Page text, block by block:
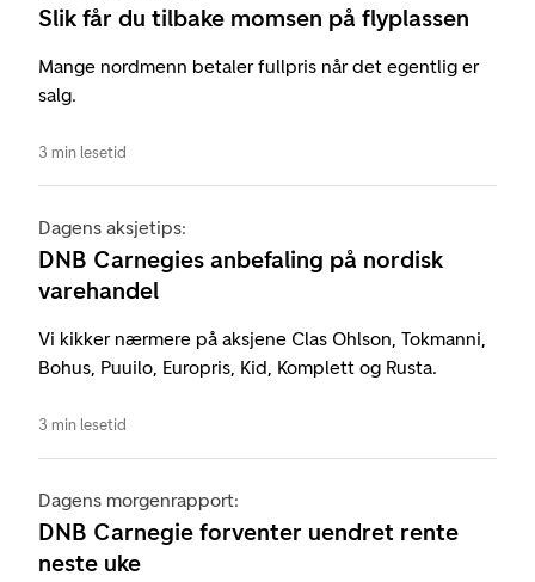
Slik får du tilbake momsen på flyplassen
Mange nordmenn betaler fullpris når det egentlig er
salg.
3 min lesetid
Dagens aksjetips:
DNB Carnegies anbefaling på nordisk
varehandel
Vi kikker nærmere på aksjene Clas Ohlson, Tokmanni,
Bohus, Puuilo, Europris, Kid, Komplett og Rusta.
3 min lesetid
Dagens morgenrapport:
DNB Carnegie forventer uendret rente
neste uke